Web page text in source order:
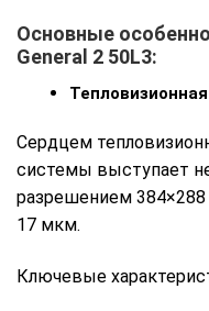
Основные
General 2 50L3:
Сердцем
системы выступает
разрешением
17 мкм.
Ключевые